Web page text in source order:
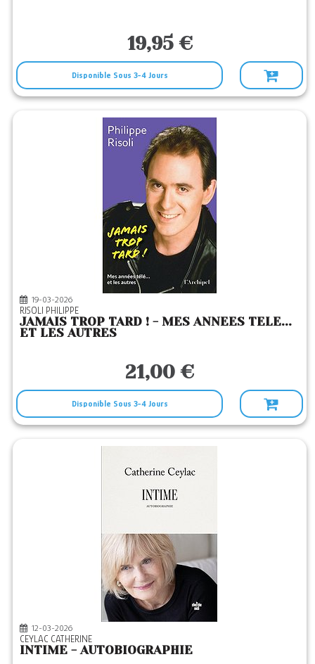
19,95 €
Disponible Sous 3-4 Jours
19-03-2026
RISOLI PHILIPPE
JAMAIS TROP TARD ! - MES ANNEES TELE...
ET LES AUTRES
21,00 €
Disponible Sous 3-4 Jours
12-03-2026
CEYLAC CATHERINE
INTIME - AUTOBIOGRAPHIE